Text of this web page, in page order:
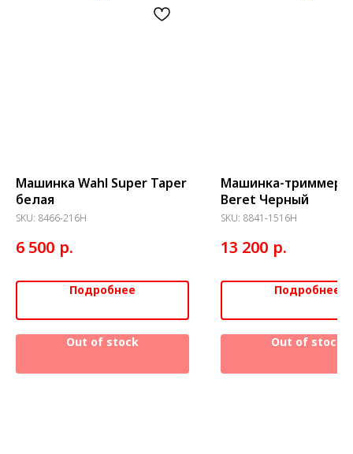
Машинка Wahl Super Taper
белая
SKU: 8466-216Н
6 500 р.
Подробнее
Out of stock
Машинка-триммер
Beret Черный
SKU: 8841-1516Н
13 200 р.
Подробнее
Out of stock